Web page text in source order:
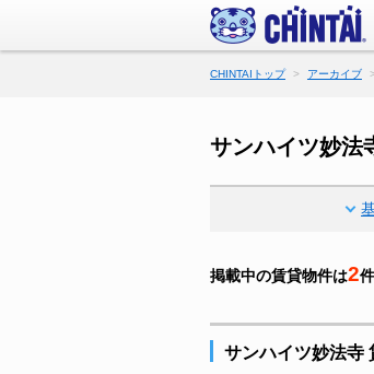
CHINTAIトップ アーカイブ
サンハイツ妙法
掲載中の賃貸物件は2
サンハイツ妙法寺